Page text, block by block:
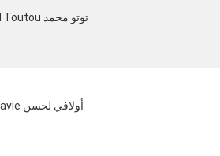
Mohamed Toutou توتو محمد
Lahcen Olavie أولافي لحسن